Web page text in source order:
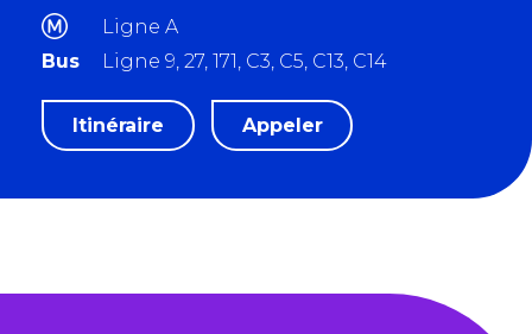
Ligne A
Bus
Ligne 9, 27, 171, C3, C5, C13, C14
Itinéraire Appeler